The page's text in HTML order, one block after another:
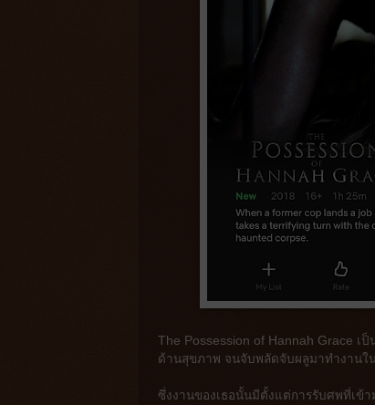
The Possession of Hannah Grace
ด้านสุขภาพ จนจับพลัดจับผลูมาทำงานใ
ซึ่งงานของเธอนั้นมีตั้งแต่การรับศพที่เข้